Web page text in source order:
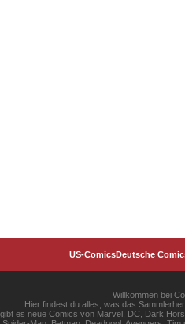
US-ComicsDeutsche
Willkommen bei
Hier findest du alles, was das
es neue Comics von Marvel, DC, Dark